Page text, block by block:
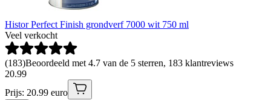
Histor Perfect Finish grondverf 7000 wit 750 ml
Veel verkocht
(183)Beoordeeld met 4.7 van de 5 sterren, 183 klantreviews
20.99
Prijs: 20.99 euro